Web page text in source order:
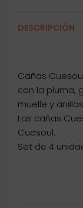
DESCRIPCIÓN
Cañas
con la pluma,
muelle y
Las cañas
Cuesoul.
Set de 4